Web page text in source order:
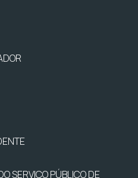
SERVIÇO PÚBLICO DE